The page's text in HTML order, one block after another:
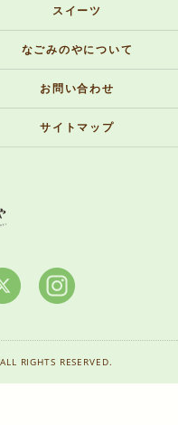
スイーツ
なごみのやについて
お問い合わせ
サイトマップ
RIGHTS RESERVED.